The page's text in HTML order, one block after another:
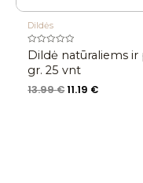
Dildės
Įvertinimas:
0
iš
5
Dildė natūraliems ir
gr. 25 vnt
13.99€ 11.19 €